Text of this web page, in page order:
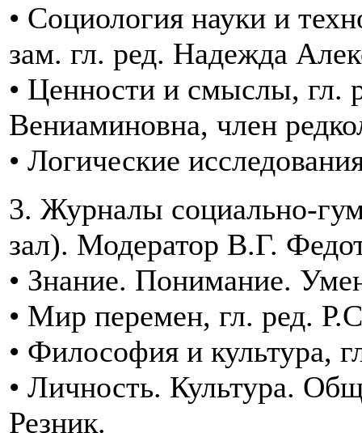
• Социология науки и
зам. гл. ред. Надежда
• Ценности и смыслы, гл.
Вениаминовна, член
• Логические
3. Журналы социально-
зал). Модератор В.Г.
• Знание. Понимание.
• Мир перемен, гл. ред.
• Философия и культура,
• Личность. Культура.
Резник.